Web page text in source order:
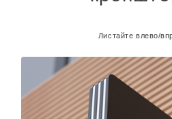
Листайте влево/